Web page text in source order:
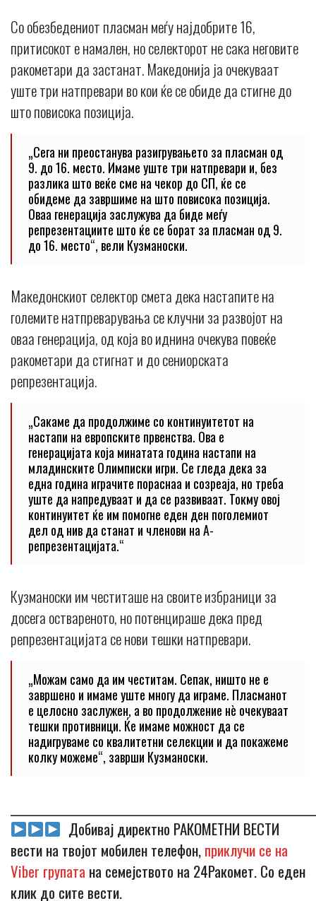
Со обезбедениот пласман меѓу најдобрите 16,
притисокот е намален, но селекторот не сака неговите
ракометари да застанат. Македонија ја очекуваат
уште три натпревари во кои ќе се обиде да стигне до
што повисока позиција.
„Сега ни преостанува разигрувањето за пласман од
9. до 16. место. Имаме уште три натпревари и, без
разлика што веќе сме на чекор до СП, ќе се
обидеме да завршиме на што повисока позиција.
Оваа генерација заслужува да биде меѓу
репрезентациите што ќе се борат за пласман од 9.
до 16. место“, вели Кузманоски.
Македонскиот селектор смета дека настапите на
големите натпреварувања се клучни за развојот на
оваа генерација, од која во иднина очекува повеќе
ракометари да стигнат и до сениорската
репрезентација.
„Сакаме да продолжиме со континуитетот на
настапи на европските првенства. Ова е
генерацијата која минатата година настапи на
младинските Олимписки игри. Се гледа дека за
една година играчите пораснаа и созреаја, но треба
уште да напредуваат и да се развиваат. Токму овој
континуитет ќе им помогне еден ден поголемиот
дел од нив да станат и членови на А-
репрезентацијата.“
Кузманоски им честиташе на своите избраници за
досега оствареното, но потенцираше дека пред
репрезентацијата се нови тешки натпревари.
„Можам само да им честитам. Сепак, ништо не е
завршено и имаме уште многу да играме. Пласманот
е целосно заслужен, а во продолжение нè очекуваат
тешки противници. Ќе имаме можност да се
надигруваме со квалитетни селекции и да покажеме
колку можеме“, заврши Кузманоски.
Добивај директно РАКОМЕТНИ ВЕСТИ
вести на твојот мобилен телефон,приклучи се на
Viber групата на семејството на 24Ракомет. Со еден
клик до сите вести.